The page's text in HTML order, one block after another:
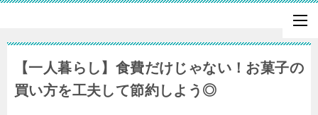
【一人暮らし】食費だけじゃない！お菓子の
買い方を工夫して節約しよう◎